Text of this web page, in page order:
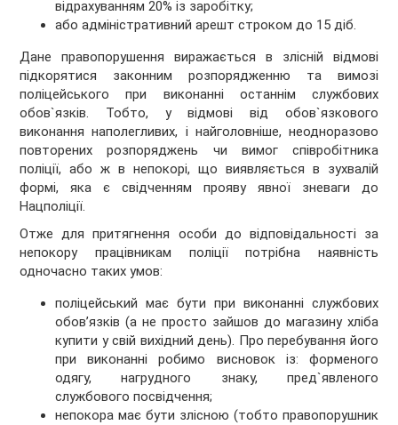
відрахуванням 20% із заробітку;
або адміністративний арешт строком до 15 діб.
Дане правопорушення виражається в злісній відмові
підкорятися законним розпорядженню та вимозі
поліцейського при виконанні останнім службових
обов`язків. Тобто, у відмові від обов`язкового
виконання наполегливих, і найголовніше, неодноразово
повторених розпоряджень чи вимог співробітника
поліції, або ж в непокорі, що виявляється в зухвалій
формі, яка є свідченням прояву явної зневаги до
Нацполіції.
Отже для притягнення особи до відповідальності за
непокору працівникам поліції потрібна наявність
одночасно таких умов:
поліцейський має бути при виконанні службових
обов’язків (а не просто зайшов до магазину хліба
купити у свій вихідний день). Про перебування його
при виконанні робимо висновок із: форменого
одягу, нагрудного знаку, пред`явленого
службового посвідчення;
непокора має бути злісною (тобто правопорушник